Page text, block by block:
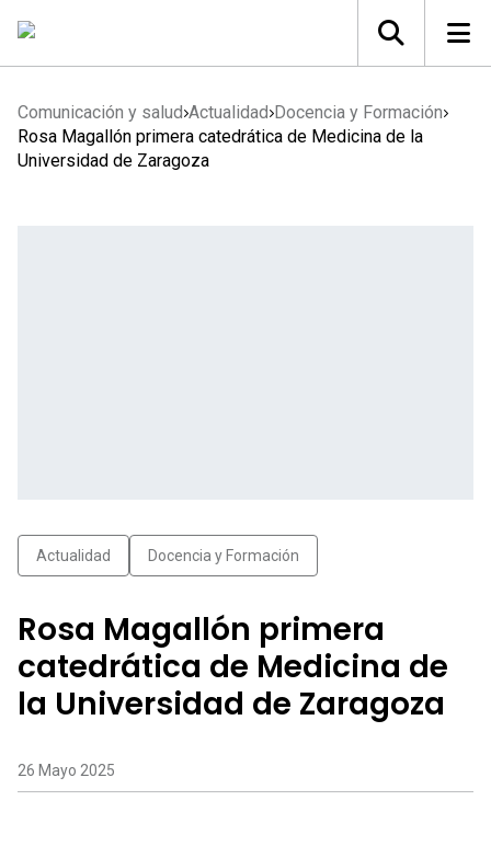
Comunicación y salud Actualidad Docencia y Formación
Rosa Magallón primera catedrática de Medicina de la
Universidad de Zaragoza
Actualidad Docencia y Formación
Rosa Magallón primera
catedrática de Medicina de
la Universidad de Zaragoza
26 Mayo 2025